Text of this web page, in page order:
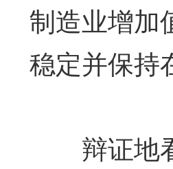
制造业增加
稳定并保持
辩证地看